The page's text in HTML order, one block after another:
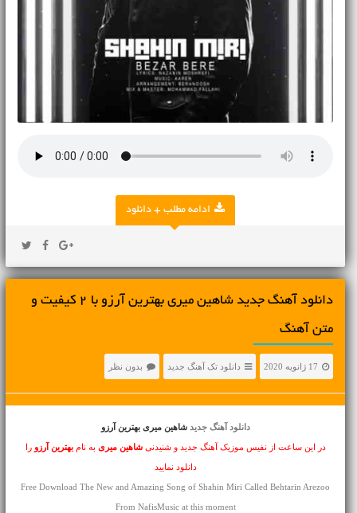
ادامه مطلب + دانلود
دانلود آهنگ جديد شاهین میری بهترین آرزو با 2 کیفیت و
متن آهنگ
17 ژانویه 2020 دانلود تک آهنگ جدید بدون نظر
دانلود آهنگ جدید شاهین میری بهترین آرزو
در این ساعت از نفیس موزیک آهنگ جدید و شنیدنیشاهین میری به نامبهترین آرزو را
دانلود نمایید
Free Download The New and Amazing Song of Shahin Miri Called Behtarin Arezoo
From NafisMusic at this moment